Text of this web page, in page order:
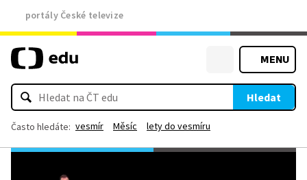
portály České televize
MENU
Hledat
Často hledáte: vesmír Měsíc lety do vesmíru